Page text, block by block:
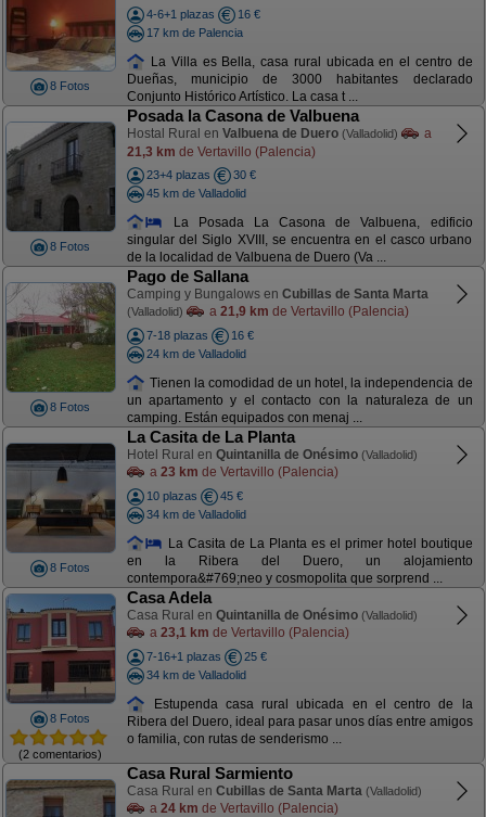
8 Fotos
4-6+1 plazas
16 €
17 km de Palencia
La Villa es Bella, casa rural ubicada en el centro de
Dueñas, municipio de 3000 habitantes declarado
Conjunto Histórico Artístico. La casa t ...
8 Fotos
Posada la Casona de Valbuena
Hostal Rural en Valbuena de Duero (Valladolid)
a
21,3 km de Vertavillo (Palencia)
23+4 plazas
30 €
45 km de Valladolid
La Posada La Casona de Valbuena, edificio
singular del Siglo XVIII, se encuentra en el casco urbano
de la localidad de Valbuena de Duero (Va ...
8 Fotos
Pago de Sallana
Camping y Bungalows en Cubillas de Santa Marta
(Valladolid) a 21,9 km de Vertavillo (Palencia)
7-18 plazas
16 €
24 km de Valladolid
Tienen la comodidad de un hotel, la independencia de
un apartamento y el contacto con la naturaleza de un
camping. Están equipados con menaj ...
8 Fotos
La Casita de La Planta
Hotel Rural en Quintanilla de Onésimo (Valladolid)
a 23 km de Vertavillo (Palencia)
10 plazas
45 €
34 km de Valladolid
La Casita de La Planta es el primer hotel boutique
en la Ribera del Duero, un alojamiento
contempora&#769;neo y cosmopolita que sorprend ...
8 Fotos
(2 comentarios)
Casa Adela
Casa Rural en Quintanilla de Onésimo (Valladolid)
a 23,1 km de Vertavillo (Palencia)
7-16+1 plazas
25 €
34 km de Valladolid
Estupenda casa rural ubicada en el centro de la
Ribera del Duero, ideal para pasar unos días entre amigos
o familia, con rutas de senderismo ...
Casa Rural Sarmiento
Casa Rural en Cubillas de Santa Marta (Valladolid)
a 24 km de Vertavillo (Palencia)